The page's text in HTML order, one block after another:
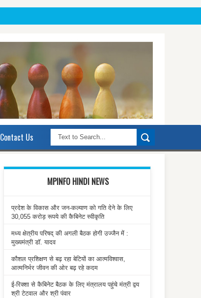
Contact Us
MPINFO HINDI NEWS
प्रदेश के विकास और जन-कल्याण को गति देने के लिए
30,055 करोड़ रूपये की कैबिनेट स्वीकृति
मध्य क्षेत्रीय परिषद् की अगली बैठक होगी उज्जैन में :
मुख्यमंत्री डॉ. यादव
कौशल प्रशिक्षण से बढ़ रहा बेटियों का आत्मविश्वास,
आत्मनिर्भर जीवन की ओर बढ़ रहे कदम
ई-रिक्शा से कैबिनेट बैठक के लिए मंत्रालय पहुंचे मंत्री द्वय
श्री टेटवाल और श्री पंवार